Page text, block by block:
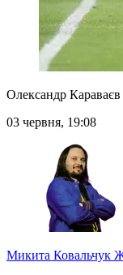
Олександр
03 червня, 19:08
Микита Ковальчук